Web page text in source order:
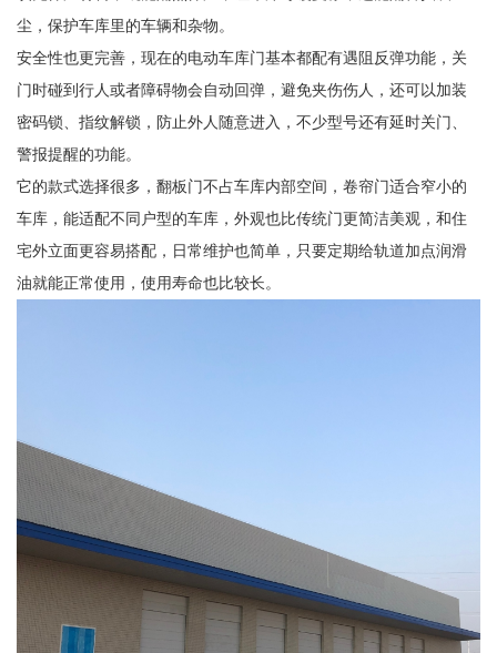
尘，保护车库里的车辆和杂物。
安全性也更完善，现在的电动车库门基本都配有遇阻反弹功能，关
门时碰到行人或者障碍物会自动回弹，避免夹伤伤人，还可以加装
密码锁、指纹解锁，防止外人随意进入，不少型号还有延时关门、
警报提醒的功能。
它的款式选择很多，翻板门不占车库内部空间，卷帘门适合窄小的
车库，能适配不同户型的车库，外观也比传统门更简洁美观，和住
宅外立面更容易搭配，日常维护也简单，只要定期给轨道加点润滑
油就能正常使用，使用寿命也比较长。